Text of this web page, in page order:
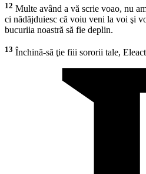
12 Multe având a vă scrie voao, nu
ci nădăjduiesc că voiu veni la voi şi
bucuriia noastră să fie deplin.
13 Închină-să ţie fiii sororii tale,